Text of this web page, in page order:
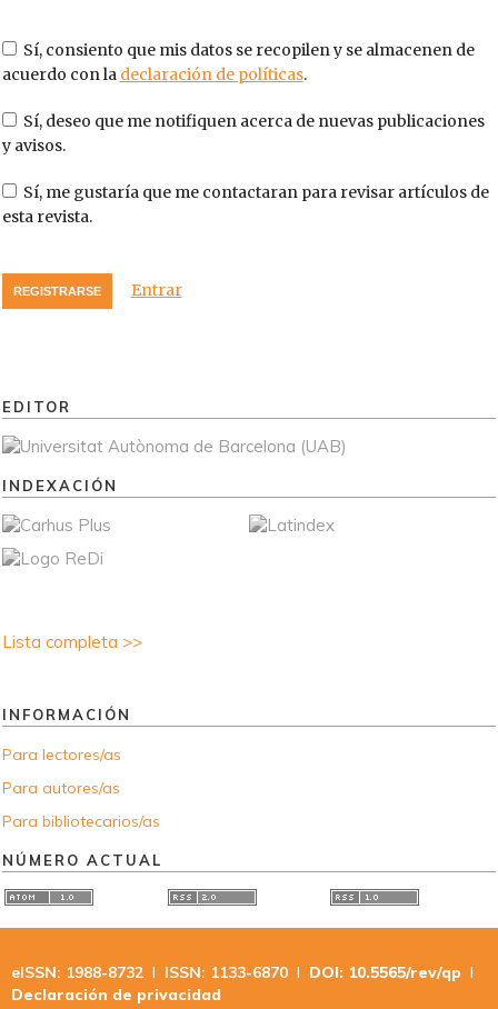
acuerdo con la declaración de políticas.
y avisos.
esta revista.
REGISTRARSE Entrar
EDITOR
INDEXACIÓN
Lista completa >>
INFORMACIÓN
Para lectores/as
Para autores/as
Para bibliotecarios/as
NÚMERO ACTUAL
eISSN: 1988-8732 I ISSN: 1133-6870 I DOI: 10.5565/rev/qp I
Declaración de privacidad